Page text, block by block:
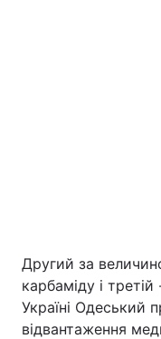
Другий за
карбаміду і
Україні Одеський
відвантаження